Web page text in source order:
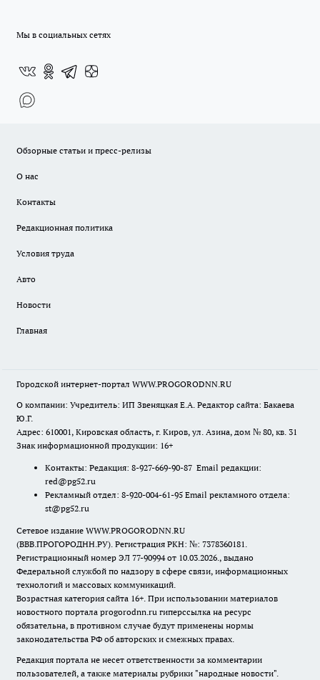
Мы в социальных сетях
Обзорные статьи и пресс-релизы
О нас
Контакты
Редакционная политика
Условия труда
Авто
Новости
Главная
Городской интернет-портал WWW.PROGORODNN.RU
О компании: Учредитель: ИП Звеняцкая Е.А. Редактор сайта: Бакаева
Ю.Г.
Адрес: 610001, Кировская область, г. Киров, ул. Азина, дом № 80, кв. 31
Знак информационной продукции: 16+
Контакты: Редакция: 8-927-669-90-87 Email редакции:
red@pg52.ru
Рекламный отдел: 8-920-004-61-95 Email рекламного отдела:
st@pg52.ru
Сетевое издание WWW.PROGORODNN.RU
(ВВВ.ПРОГОРОДНН.РУ). Регистрация РКН: №: 7378360181.
Регистрационный номер ЭЛ 77-90994 от 10.03.2026., выдано
Федеральной службой по надзору в сфере связи, информационных
технологий и массовых коммуникаций.
Возрастная категория сайта 16+. При использовании материалов
новостного портала progorodnn.ru гиперссылка на ресурс
обязательна, в противном случае будут применены нормы
законодательства РФ об авторских и смежных правах.
Редакция портала не несет ответственности за комментарии
пользователей, а также материалы рубрики "народные новости".